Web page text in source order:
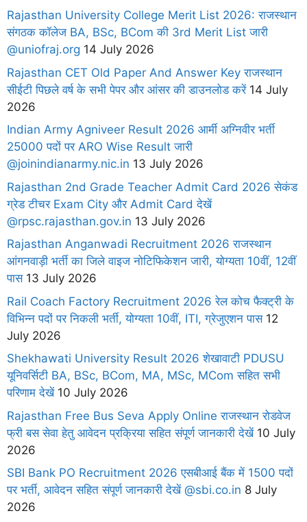
Rajasthan University College Merit List 2026: राजस्थान
संगठक कॉलेज BA, BSc, BCom की 3rd Merit List जारी
@uniofraj.org 14 July 2026
Rajasthan CET Old Paper And Answer Key राजस्थान
सीईटी पिछले वर्ष के सभी पेपर और आंसर की डाउनलोड करें14 July
2026
Indian Army Agniveer Result 2026 आर्मी अग्निवीर भर्ती
25000 पदों पर ARO Wise Result जारी
@joinindianarmy.nic.in 13 July 2026
Rajasthan 2nd Grade Teacher Admit Card 2026 सेकंड
ग्रेड टीचर Exam City और Admit Card देखें
@rpsc.rajasthan.gov.in 13 July 2026
Rajasthan Anganwadi Recruitment 2026 राजस्थान
आंगनवाड़ी भर्ती का जिले वाइज नोटिफिकेशन जारी, योग्यता 10वीं, 12वीं
पास13 July 2026
Rail Coach Factory Recruitment 2026 रेल कोच फैक्ट्री के
विभिन्न पदों पर निकली भर्ती, योग्यता 10वीं, ITI, ग्रेजुएशन पास12
July 2026
Shekhawati University Result 2026 शेखावाटी PDUSU
यूनिवर्सिटी BA, BSc, BCom, MA, MSc, MCom सहित सभी
परिणाम देखें10 July 2026
Rajasthan Free Bus Seva Apply Online राजस्थान रोडवेज
फ्री बस सेवा हेतु आवेदन प्रक्रिया सहित संपूर्ण जानकारी देखें10 July
2026
SBI Bank PO Recruitment 2026 एसबीआई बैंक में 1500 पदों
पर भर्ती, आवेदन सहित संपूर्ण जानकारी देखें @sbi.co.in 8 July
2026